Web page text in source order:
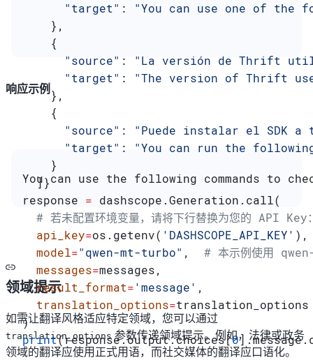
      "target"
: "You can use one of the
    },
    {
      "source"
: "La versión de Thrift
      "target"
: "The version of Thrift
    },
    {
      "source"
: "Puede instalar el SDK
      "target"
: "You can run the
    }
  ]}
response = dashscope.Generation.call(
# 若未配置环境变量，请将下行替换为您的 API
  api_key
=os.getenv( 'DASHSCOPE_API_KEY' ),
  model
="qwen-mt-turbo" , # 本示例使用
  messages
=messages,
  result_format
='message' ,
  translation_options
=translation_options
)
print(response.output.choices[0
响应示例
You can use the following commands
领域提示
如需让翻译风格适应特定领域，您可以通过
translation_options 参数传递领域提示。例如，法律或政务
领域的翻译应使用正式用语，而社交媒体的翻译应口语化。